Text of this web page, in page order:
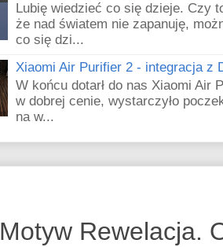
Lubię wiedzieć co się dzieje. Czy
że nad światem nie zapanuję,
co się dzi...
Xiaomi Air Purifier 2 - integracja z
W końcu dotarł do nas Xiaomi Air
w dobrej cenie, wystarczyło
na w...
Motyw Rewelacja.